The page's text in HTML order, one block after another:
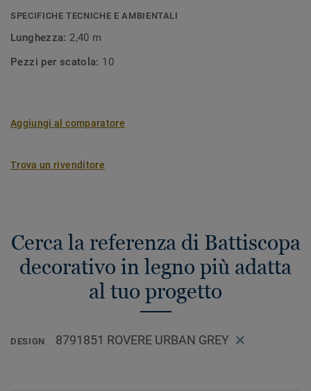
SPECIFICHE TECNICHE E AMBIENTALI
Lunghezza: 2,40 m
Pezzi per scatola: 10
Aggiungi al comparatore
Trova un rivenditore
Cerca la referenza di Battiscopa
decorativo in legno più adatta
al tuo progetto
DESIGN 8791851 ROVERE URBAN GREY